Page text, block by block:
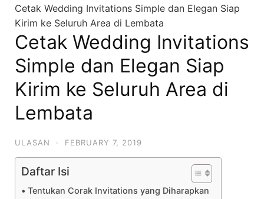
Cetak Wedding Invitations Simple dan Elegan Siap
Kirim ke Seluruh Area di Lembata
Cetak Wedding Invitations
Simple dan Elegan Siap
Kirim ke Seluruh Area di
Lembata
ULASAN · FEBRUARY 7, 2019
Daftar Isi
Tentukan Corak Invitations yang Diharapkan